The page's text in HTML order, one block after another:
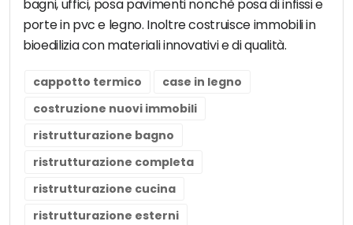
bagni, uffici, posa pavimenti nonchè posa di infissi e
porte in pvc e legno. Inoltre costruisce immobili in
bioedilizia con materiali innovativi e di qualità.
cappotto termico
case in legno
costruzione nuovi immobili
ristrutturazione bagno
ristrutturazione completa
ristrutturazione cucina
ristrutturazione esterni